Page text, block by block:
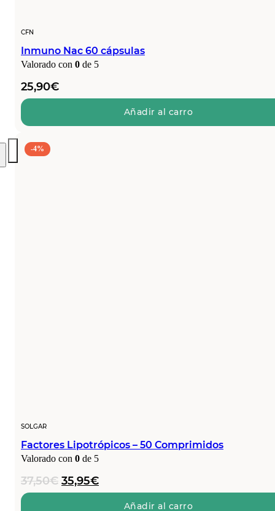
CFN
Inmuno Nac 60 cápsulas
Valorado con 0 de 5
25,90€
Añadir al carro
-4%
SOLGAR
Factores Lipotrópicos – 50 Comprimidos
Valorado con 0 de 5
37,50€ El
precio
35,95€El
precio
actualAñadir al carro